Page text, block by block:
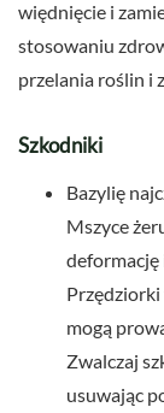
więdnięcie i
stosowaniu
przelania roślin i
Szkodniki
Bazylię
Mszyce
deformację
Przędziorki
mogą
Zwalczaj
usuwając